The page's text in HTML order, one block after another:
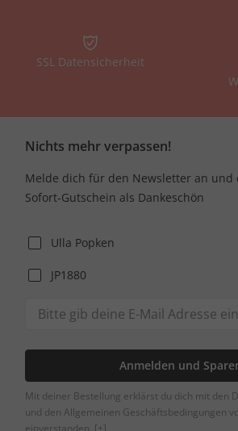
SSL Datensicherheit
Nichts mehr verpassen!
Melde dich für den Newsletter an und
Sofort-Gutschein als Dankeschön
Ulla Popken
JP1880
Anmelden und
Mit deiner Bestellung erklärst du dich mit den
und den Allgemeinen Geschäftsbedingungen
einverstanden. [+]